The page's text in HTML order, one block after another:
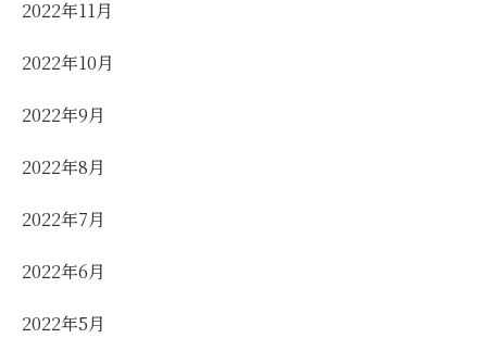
2022年11月
2022年10月
2022年9月
2022年8月
2022年7月
2022年6月
2022年5月